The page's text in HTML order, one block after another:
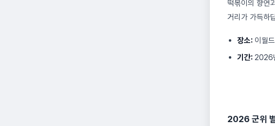
떡볶이의 향연
거리가 가득하
장소: 이월
기간: 2026
2026 군위